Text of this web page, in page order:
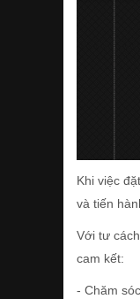
Khi việc
và tiến
Với tư
cam kết:
- Chăm